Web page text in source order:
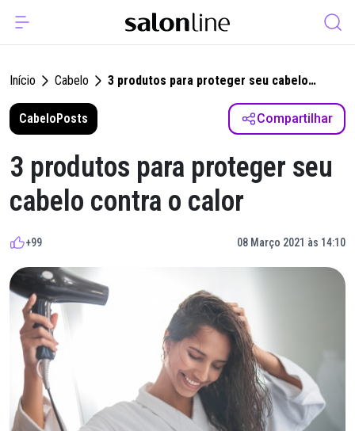
Início Cabelo
3 produtos para proteger seu cabelo
CabeloPosts Compartilhar
3 produtos para proteger seu
cabelo contra o calor
+99 08 Março 2021 às 14:10